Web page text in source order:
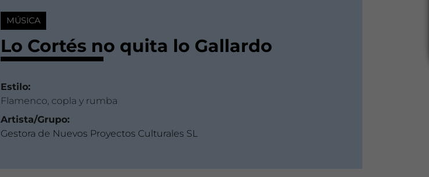
MÚSICA
Lo Cortés no quita lo Gallardo
Estilo:
Flamenco, copla y rumba
Artista/Grupo:
Gestora de Nuevos Proyectos Culturales SL